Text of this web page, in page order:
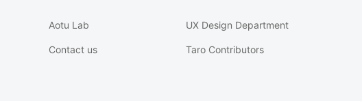
Aotu Lab
Contact us
UX Design Department
Taro Contributors